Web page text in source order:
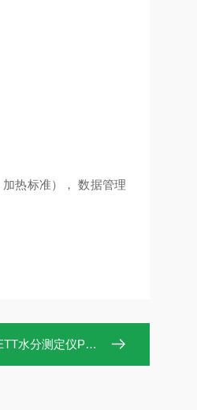
热标准）， 数据管理
测定仪PQ-520日本